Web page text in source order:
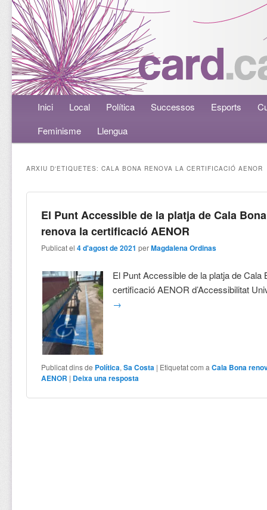
Menú principalAneu al contingut principal
Aneu al contingut secundari
Inici Local Política Successos Esports
Feminisme
Llengua
ARXIU D'ETIQUETES:CALA BONA RENOVA LA CERTIFICACIÓ AENOR
El Punt Accessible de la platja de Cala Bona
renova la certificació AENOR
Publicat el4 d'agost de 2021 perMagdalena Ordinas
El Punt Accessible de la platja de Cala
certificació AENOR d’Accessibilitat
→
Publicat dins de Política,Sa Costa | Etiquetat com a Cala Bona
AENOR | Deixa una resposta